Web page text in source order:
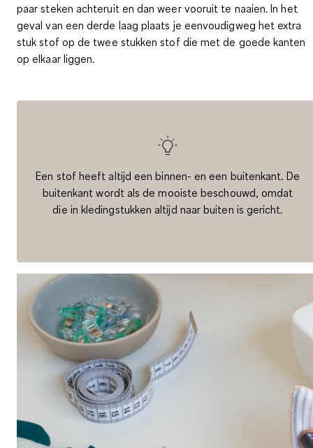
paar steken achteruit en dan weer vooruit te naaien. In het
geval van een derde laag plaats je eenvoudigweg het extra
stuk stof op de twee stukken stof die met de goede kanten
op elkaar liggen.
Een stof heeft altijd een binnen- en een buitenkant. De
buitenkant wordt als de mooiste beschouwd, omdat
die in kledingstukken altijd naar buiten is gericht.